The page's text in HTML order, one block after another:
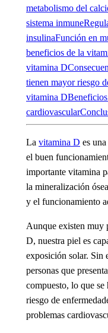
metabolismo del
sistema inmune
insulinaFunción en
beneficios de la
vitamina D
tienen mayor riesgo
vitamina D
cardiovascular
La vitamina D es
el buen
importante vitamina
la mineralización
y el funcionamiento
Aunque existen muy
D, nuestra piel es
exposición solar. Sin
personas que
compuesto, lo que
riesgo de
problemas